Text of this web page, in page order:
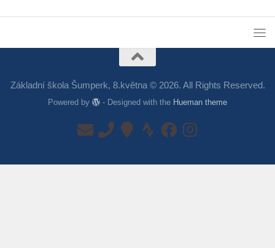
Základní škola Šumperk, 8.května © 2026. All Rights Reserved.
Powered by - Designed with the Hueman theme